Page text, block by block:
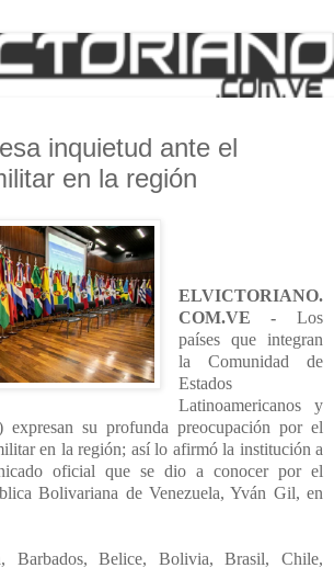
inquietud ante el
en la región
ELVICTORIANO.
COM.VE - Los
países que integran
la Comunidad de
Estados
Latinoamericanos y
expresan su profunda preocupación por el
en la región; así lo afirmó la institución a
oficial que se dio a conocer por el
Bolivariana de Venezuela, Yván Gil, en
Barbados, Belice, Bolivia, Brasil, Chile,